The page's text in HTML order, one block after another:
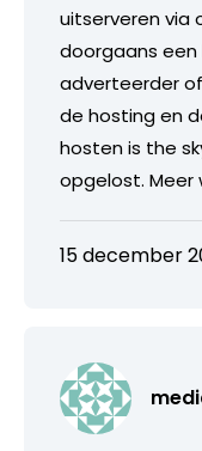
uitserveren via
doorgaans een
adverteerder
de hosting en
hosten is the
opgelost. Meer
15 december